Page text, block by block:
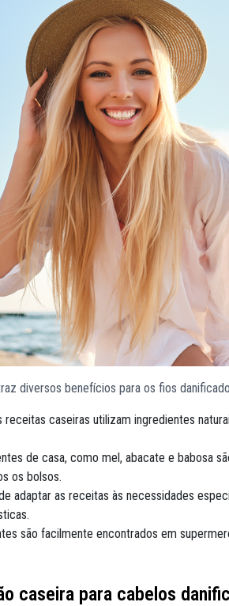
diversos benefícios para os fios
receitas caseiras utilizam ingredientes
de casa, como mel, abacate e babosa
os bolsos.
adaptar as receitas às necessidades
são facilmente encontrados em
caseira para cabelos